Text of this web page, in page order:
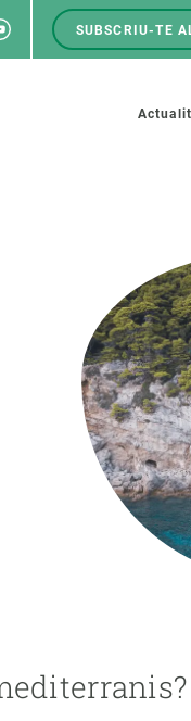
Menú
SUBSCRIU-TE
PARTICIPA
Ciència i
Fes
Materials